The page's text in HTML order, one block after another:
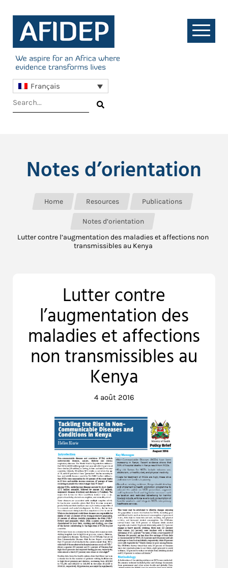
Français
Notes d’orientation
Home Resources Publications
Notes d’orientation
Lutter contre l’augmentation des maladies et affections non
transmissibles au Kenya
Lutter contre
l’augmentation des
maladies et affections
non transmissibles au
Kenya
4 août 2016